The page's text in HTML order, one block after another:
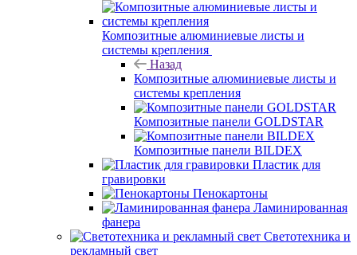
Композитные алюминиевые листы и
системы крепления
Назад
Композитные алюминиевые листы и
системы крепления
Композитные панели GOLDSTAR
Композитные панели BILDEX
Пластик для
гравировки
Пенокартоны
Ламинированная
фанера
Светотехника и
рекламный свет